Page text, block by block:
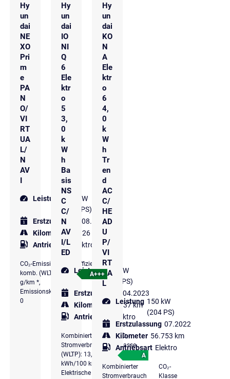
Hy
un
dai
NE
XO
Pri
m
e
PA
N
O/
VI
RT
UA
L/
N
AV
I
Leistung 120 kW
(163 PS)
Erstzulassung
08.2022
Kilometer 34.926 km
Antriebsart
Elektro
CO₂-Emissionen
komb. (WLTP): 0
g/km *,
Emissionsklasse
0
Effizienzklasse
A+++
Hy
un
dai
IO
NI
Q
6
Ele
ktr
o
5
3,
0
k
W
h
Ba
sis
NS
C
C/
N
AV
I/L
ED
Leistung 111 kW
(151 PS)
Erstzulassung
04.2023
Kilometer 51.937 km
Antriebsart
Elektro
Kombinierter
Stromverbrauch
(WLTP): 13,9
kWh/100 km *,
Elektrische
CO₂-
Klasse
A
Hy
un
dai
KO
N
A
Ele
ktr
o
6
4,
0
k
W
h
Tr
en
d
AC
C/
HE
AD
U
P/
VI
RT
UA
L
Leistung 150 kW
(204 PS)
Erstzulassung 07.2022
Kilometer 56.753 km
Antriebsart Elektro
Kombinierter
Stromverbrauch
CO₂-
Klasse